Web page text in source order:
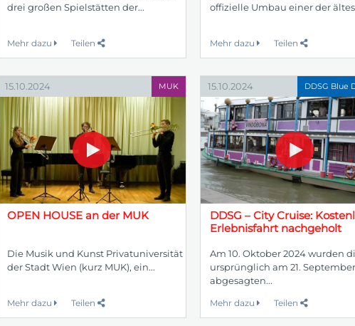
drei großen Spielstätten der...
Mehr dazu Teilen
offizielle Umbau einer der
Mehr dazu Teilen
15.10.2024 MUK
OPEN HOUSE an der MUK
Die Musik und Kunst Privatuniversität
der Stadt Wien (kurz MUK), ein...
Mehr dazu Teilen
15.10.2024 DDSG Blue
DDSG – City Cruise:
Erlebnisfahrt nachgeholt
Am 10. Oktober 2024 wurden
ursprünglich am 21. September
abgesagten...
Mehr dazu Teilen